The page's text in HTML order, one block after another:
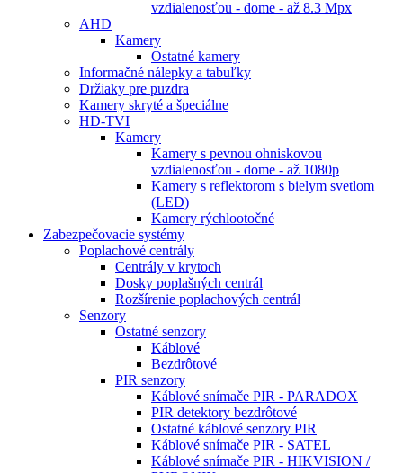
vzdialenosťou - dome - až 8.3 Mpx
AHD
Kamery
Ostatné kamery
Informačné nálepky a tabuľky
Držiaky pre puzdra
Kamery skryté a špeciálne
HD-TVI
Kamery
Kamery s pevnou ohniskovou
vzdialenosťou - dome - až 1080p
Kamery s reflektorom s bielym svetlom
(LED)
Kamery rýchlootočné
Zabezpečovacie systémy
Poplachové centrály
Centrály v krytoch
Dosky poplašných centrál
Rozšírenie poplachových centrál
Senzory
Ostatné senzory
Káblové
Bezdrôtové
PIR senzory
Káblové snímače PIR - PARADOX
PIR detektory bezdrôtové
Ostatné káblové senzory PIR
Káblové snímače PIR - SATEL
Káblové snímače PIR - HIKVISION /